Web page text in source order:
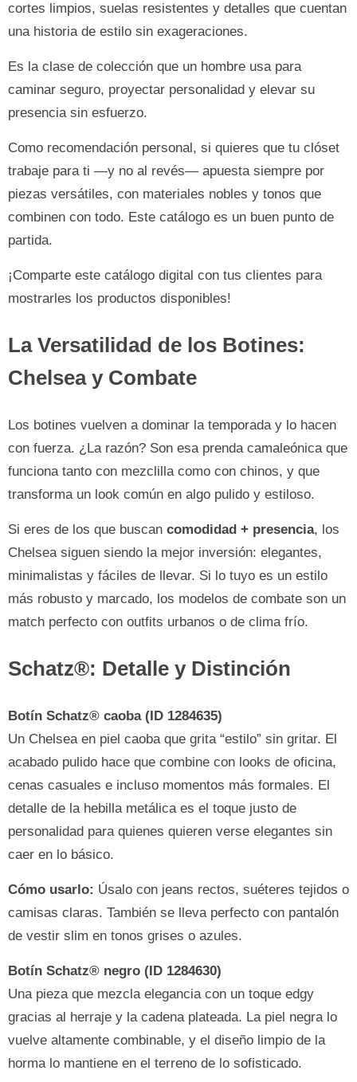
cortes limpios, suelas resistentes y detalles que cuentan
una historia de estilo sin exageraciones.
Es la clase de colección que un hombre usa para
caminar seguro, proyectar personalidad y elevar su
presencia sin esfuerzo.
Como recomendación personal, si quieres que tu clóset
trabaje para ti —y no al revés— apuesta siempre por
piezas versátiles, con materiales nobles y tonos que
combinen con todo. Este catálogo es un buen punto de
partida.
¡Comparte este catálogo digital con tus clientes para
mostrarles los productos disponibles!
La Versatilidad de los Botines:
Chelsea y Combate
Los botines vuelven a dominar la temporada y lo hacen
con fuerza. ¿La razón? Son esa prenda camaleónica que
funciona tanto con mezclilla como con chinos, y que
transforma un look común en algo pulido y estiloso.
Si eres de los que buscan comodidad + presencia, los
Chelsea siguen siendo la mejor inversión: elegantes,
minimalistas y fáciles de llevar. Si lo tuyo es un estilo
más robusto y marcado, los modelos de combate son un
match perfecto con outfits urbanos o de clima frío.
Schatz®: Detalle y Distinción
Botín Schatz® caoba (ID 1284635)
Un Chelsea en piel caoba que grita “estilo” sin gritar. El
acabado pulido hace que combine con looks de oficina,
cenas casuales e incluso momentos más formales. El
detalle de la hebilla metálica es el toque justo de
personalidad para quienes quieren verse elegantes sin
caer en lo básico.
Cómo usarlo: Úsalo con jeans rectos, suéteres tejidos o
camisas claras. También se lleva perfecto con pantalón
de vestir slim en tonos grises o azules.
Botín Schatz® negro (ID 1284630)
Una pieza que mezcla elegancia con un toque edgy
gracias al herraje y la cadena plateada. La piel negra lo
vuelve altamente combinable, y el diseño limpio de la
horma lo mantiene en el terreno de lo sofisticado.